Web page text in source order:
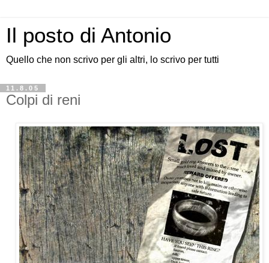
Il posto di Antonio
Quello che non scrivo per gli altri, lo scrivo per tutti
11.8.05
Colpi di reni